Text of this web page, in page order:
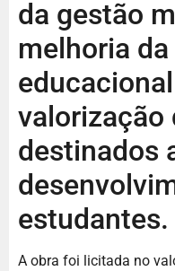
da gestão
melhoria
valorização
destinados
estudantes.
A obra foi licitada no